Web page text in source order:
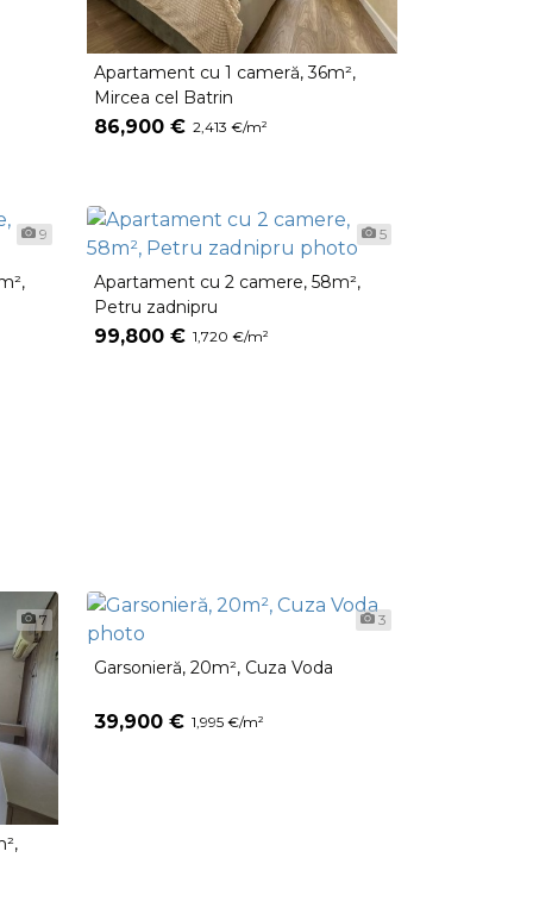
Apartament cu 1 cameră, 36m²,
Mircea cel Batrin
86,900 € 2,413 €/m²
9 5
Apartament cu 2 camere, 58m²,
Petru zadnipru
99,800 € 1,720 €/m²
7 3
Garsonieră, 20m², Cuza Voda
39,900 € 1,995 €/m²